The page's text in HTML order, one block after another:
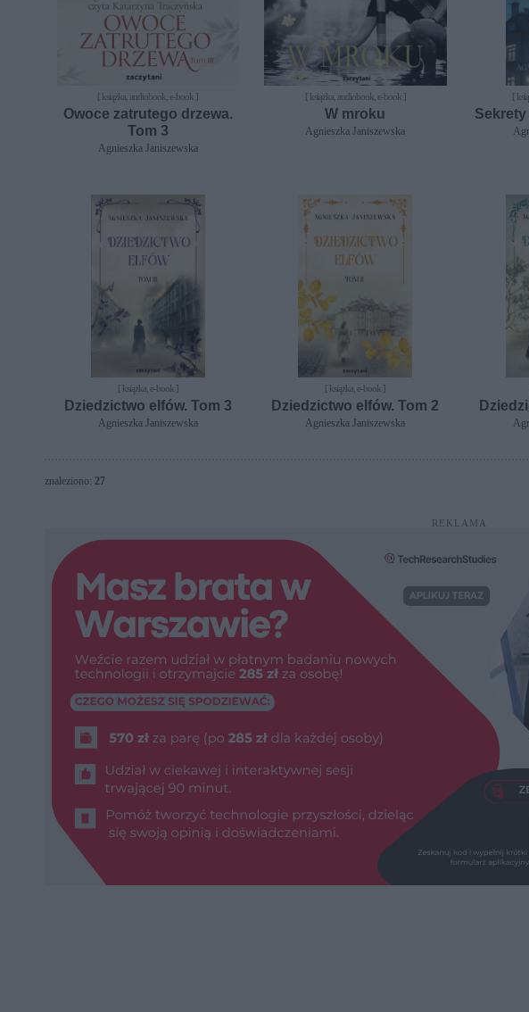
[ książka, audiobook, e-book ]
Owoce zatrutego drzewa.
Tom 3
Agnieszka Janiszewska
[ książka, audiobook, e-book ]
W mroku
Agnieszka Janiszewska
[
[ książka, e-book ]
Dziedzictwo elfów. Tom 3
Agnieszka Janiszewska
[ książka, e-book ]
Dziedzictwo elfów. Tom 2
Agnieszka Janiszewska
znaleziono: 27
REKLAMA